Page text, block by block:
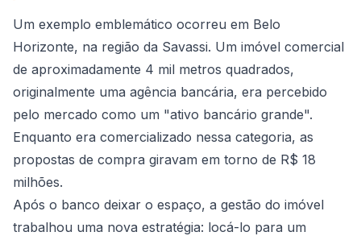
Um exemplo emblemático ocorreu em Belo
Horizonte, na região da Savassi. Um imóvel comercial
de aproximadamente 4 mil metros quadrados,
originalmente uma agência bancária, era percebido
pelo mercado como um "ativo bancário grande".
Enquanto era comercializado nessa categoria, as
propostas de compra giravam em torno de R$ 18
milhões.
Após o banco deixar o espaço, a gestão do imóvel
trabalhou uma nova estratégia: locá-lo para um